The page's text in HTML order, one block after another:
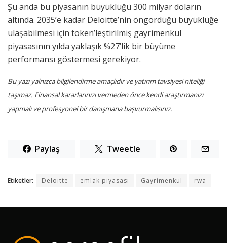
Şu anda bu piyasanın büyüklüğü 300 milyar doların
altında. 2035’e kadar Deloitte’nin öngördüğü büyüklüğe
ulaşabilmesi için token’leştirilmiş gayrimenkul
piyasasının yılda yaklaşık %27’lik bir büyüme
performansı göstermesi gerekiyor.
Bu yazı yalnızca bilgilendirme amaçlıdır ve yatırım tavsiyesi niteliği
taşımaz. Finansal kararlarınızı vermeden önce kendi araştırmanızı
yapmalı ve profesyonel bir danışmana başvurmalısınız.
Paylaş Tweetle
Etiketler: Deloitte emlak piyasası Gayrimenkul rwa